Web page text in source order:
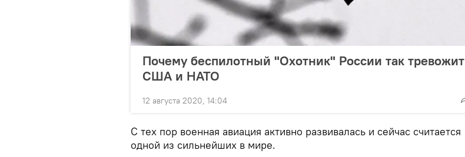
Почему беспилотный "Охотник" России так тревожит
США и НАТО
12 августа 2020, 14:04
С тех пор военная авиация активно развивалась и сейчас считается
одной из сильнейших в мире.